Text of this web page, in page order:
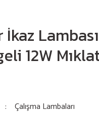
12W
Çalışma Lambaları